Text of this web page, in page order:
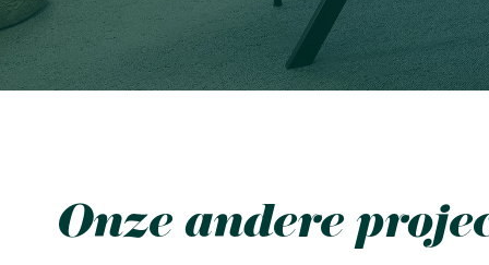
Onze andere